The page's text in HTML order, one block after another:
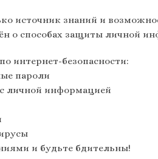
источник знаний и
о способах защиты личной
интернет-безопасности:
пароли
личной информацией
и будьте бдительны!